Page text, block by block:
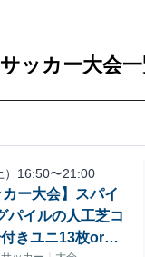
サッカー大会